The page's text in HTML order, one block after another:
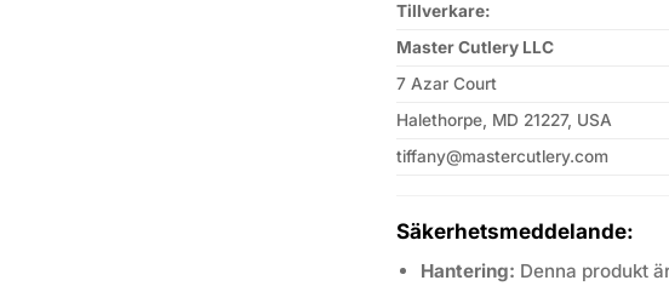
Tillverkare:
Master Cutlery LLC
7 Azar Court
Halethorpe, MD 21227, USA
tiffany@mastercutlery.com
Säkerhetsmeddelande:
Hantering: Denna produkt